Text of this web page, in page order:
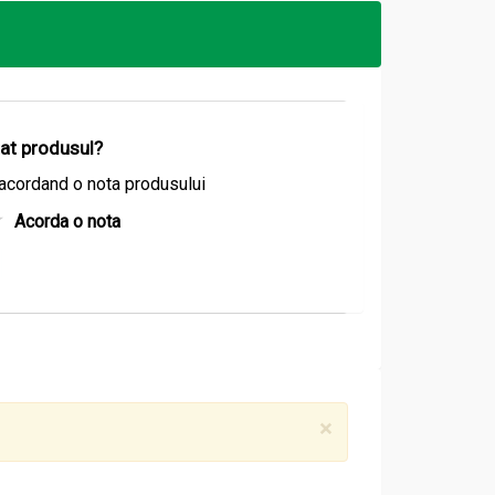
(acid eicosapentaenoic), care s-a
produsul?
o nota produsului
Acorda o nota
×